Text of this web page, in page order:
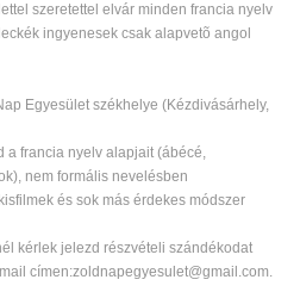
szeretettel elvár minden francia nyelv
ingyenesek csak alapvetõ angol
Egyesület székhelye (Kézdivásárhely,
a francia nyelv alapjait (ábécé,
nem formális nevelésben
és sok más érdekes módszer
kérlek jelezd részvételi szándékodat
címen:zoldnapegyesulet@gmail.com.